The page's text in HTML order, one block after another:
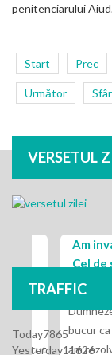
penitenciarului
Start Prec
Următor
VERSETUL
TRAFFIC
Today7865
Yesterday11626
Am
Cel de
Doresc ca
Dumnezeu si
bucur ca am
am rezolvat